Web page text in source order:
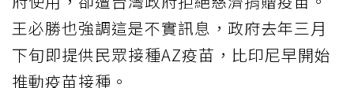
王必勝也強調這是不實訊息，政府去年三月
下旬即提供民眾接種AZ疫苗，比印尼早開始
推動疫苗接種。